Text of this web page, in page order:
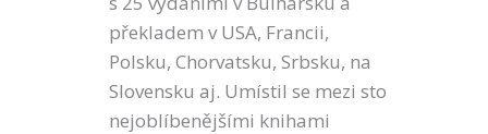
překladem v USA, Francii,
Polsku, Chorvatsku, Srbsku, na
Slovensku aj. Umístil se mezi sto
nejoblíbenějšími knihami